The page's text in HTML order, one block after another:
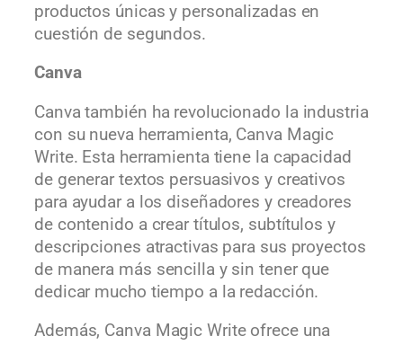
productos únicas y personalizadas en
cuestión de segundos.
Canva
Canva también ha revolucionado la industria
con su nueva herramienta, Canva Magic
Write. Esta herramienta tiene la capacidad
de generar textos persuasivos y creativos
para ayudar a los diseñadores y creadores
de contenido a crear títulos, subtítulos y
descripciones atractivas para sus proyectos
de manera más sencilla y sin tener que
dedicar mucho tiempo a la redacción.
Además, Canva Magic Write ofrece una